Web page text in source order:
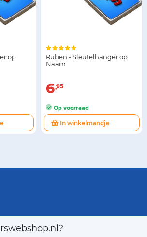
op
Ruben - Sleutelhanger op
Naam
6 95
Op voorraad
In winkelmandje